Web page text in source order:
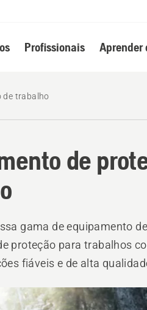
Profissionais Aprender
de trabalho
de
gama de equipamento
proteção para trabalhos
fiáveis e de alta